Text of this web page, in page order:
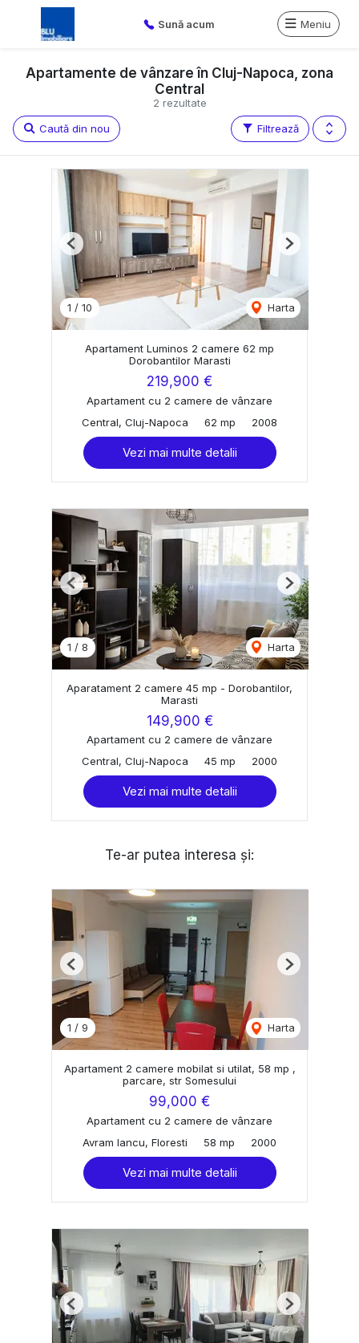
Sună acum Meniu
2 rezultate
Apartamente de vânzare în Cluj-Napoca, zona
Central
Filtrează
Caută din nou
1 / 10 Harta
Previous Next
Apartament Luminos 2 camere 62 mp
Dorobantilor Marasti
219,900 €
Apartament cu 2 camere de vânzare
Central, Cluj-Napoca
62 mp 2008
Vezi mai multe detalii
1 / 8 Harta
Previous Next
Aparatament 2 camere 45 mp - Dorobantilor,
Marasti
149,900 €
Apartament cu 2 camere de vânzare
Central, Cluj-Napoca
45 mp 2000
Vezi mai multe detalii
Te-ar putea interesa și:
1 / 9 Harta
Previous Next
Apartament 2 camere mobilat si utilat, 58 mp ,
parcare, str Somesului
99,000 €
Apartament cu 2 camere de vânzare
Avram Iancu, Floresti
58 mp 2000
Vezi mai multe detalii
Previous Next